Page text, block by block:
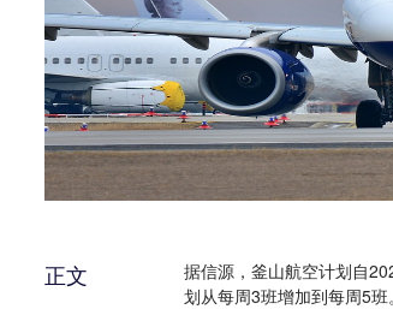
正文
据信源，釜山航空计划自
划从每周3班增加到每周5班。